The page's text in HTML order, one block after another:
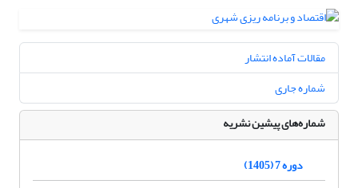
مقالات آماده انتشار
شماره جاری
شماره‌های پیشین نشریه
دوره 7 (1405)